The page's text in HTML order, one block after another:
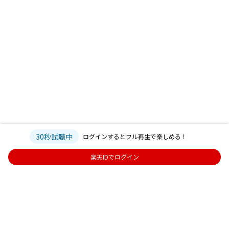
30秒試聴中 ログインするとフル再生で楽しめる！
楽天IDでログイン